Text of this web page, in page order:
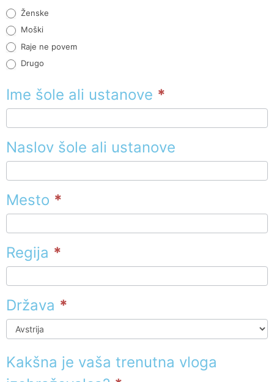
Ženske
Moški
Raje ne povem
Drugo
Ime šole ali ustanove *
Naslov šole ali ustanove
Mesto *
Regija *
Država *
Država
Kakšna je vaša trenutna vloga